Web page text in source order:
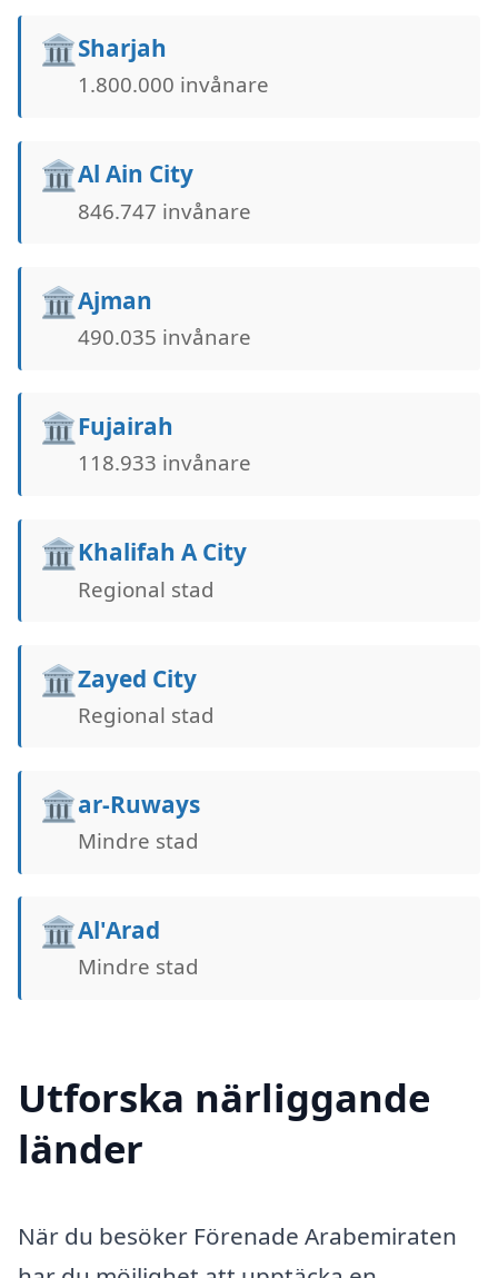
🏛️Sharjah
1.800.000 invånare
🏛️Al Ain City
846.747 invånare
🏛️Ajman
490.035 invånare
🏛️Fujairah
118.933 invånare
🏛️Khalifah A City
Regional stad
🏛️Zayed City
Regional stad
🏛️ar-Ruways
Mindre stad
🏛️Al'Arad
Mindre stad
Utforska närliggande
länder
När du besöker Förenade Arabemiraten